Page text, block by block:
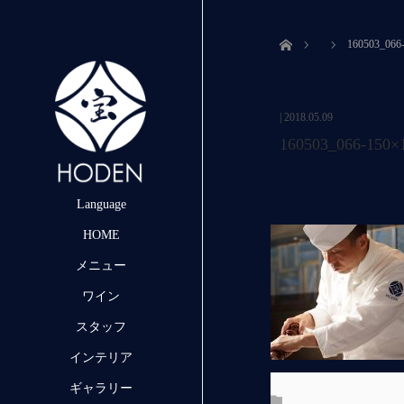
Language
HOME
メニュー
ワイン
スタッフ
インテリア
ギャラリー
ホーム
2018.05.09
160503_066-